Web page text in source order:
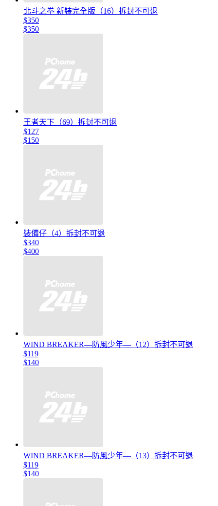
北斗之拳 新裝完全版（16）拆封不可退
$350
$350
王者天下（69）拆封不可退
$127
$150
裝備仔（4）拆封不可退
$340
$400
WIND BREAKER—防風少年—（12）拆封不可退
$119
$140
WIND BREAKER—防風少年—（13）拆封不可退
$119
$140